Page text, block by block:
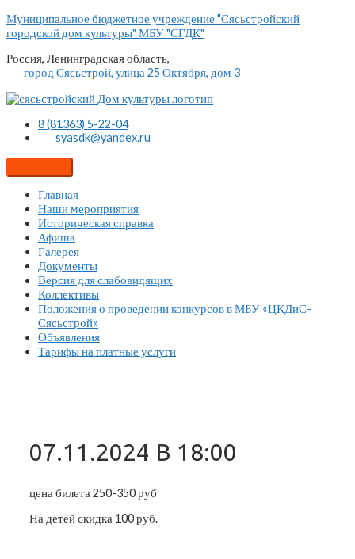
Перейти
к
Муниципальное бюджетное учреждение "Сясьстройский
городской дом культуры" МБУ "СГДК"
Россия, Ленинградская область,
город Сясьстрой, улица 25 Октября, дом 3
8 (81363) 5-22-04
syasdk@yandex.ru
Главная
Наши мероприятия
Историческая справка
Афиша
Галерея
Документы
Версия для слабовидящих
Коллективы
Положения о проведении конкурсов в МБУ «ЦКДиС-
Сясьстрой»
Объявления
Тарифы на платные услуги
07.11.2024 В 18:00
цена билета 250-350 руб
На детей скидка 100 руб.